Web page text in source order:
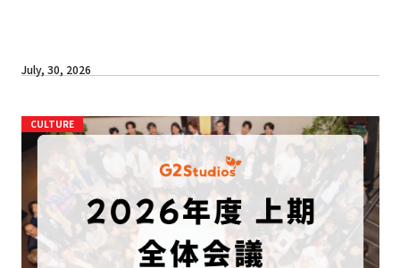
July, 30, 2026
CULTURE